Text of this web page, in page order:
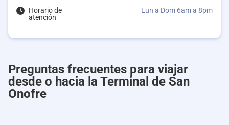
Horario de
atención
Lun a Dom 6am a 8pm
Preguntas frecuentes para viajar
desde o hacia la Terminal de San
Onofre